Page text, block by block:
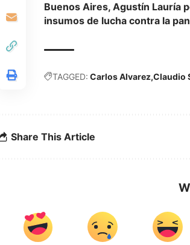
Buenos Aires, Agustín Lauría
insumos de lucha contra la
TAGGED: Carlos Alvarez Claudio
Share This Article